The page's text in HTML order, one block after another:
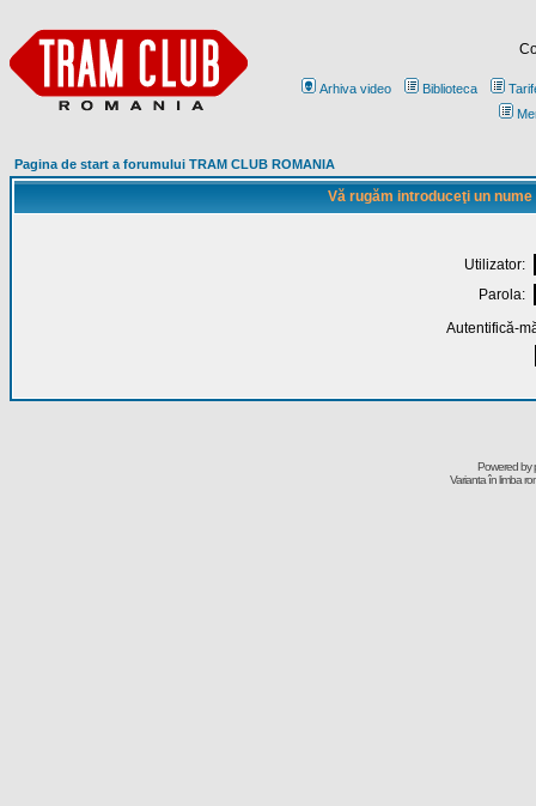
Arhiva video Biblioteca
Pagina de start a forumului TRAM CLUB ROMANIA
Vă rugăm introduceţi un
Utilizator:
Parola:
Autentifică-
Powered by
Varianta în limba